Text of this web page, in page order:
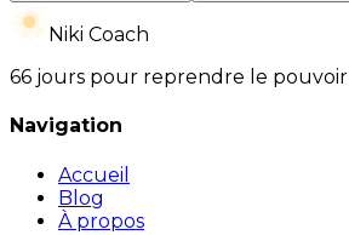
Niki Coach
66 jours pour reprendre le pouvoir
Navigation
Accueil
Blog
À propos